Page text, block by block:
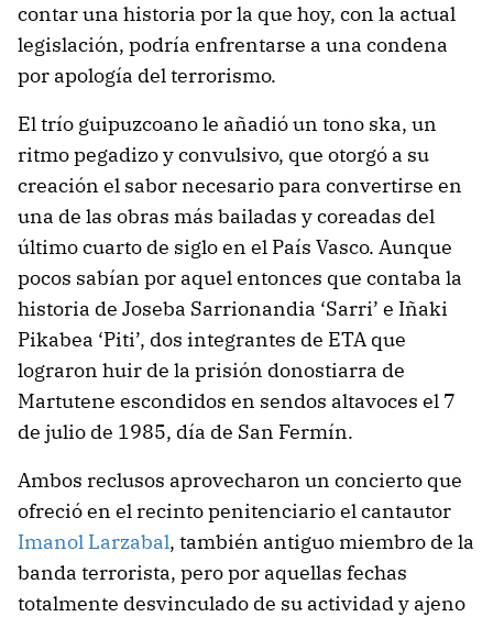
contar una historia por la que hoy, con la actual
legislación, podría enfrentarse a una condena
por apología del terrorismo.
El trío guipuzcoano le añadió un tono ska, un
ritmo pegadizo y convulsivo, que otorgó a su
creación el sabor necesario para convertirse en
una de las obras más bailadas y coreadas del
último cuarto de siglo en el País Vasco. Aunque
pocos sabían por aquel entonces que contaba la
historia de Joseba Sarrionandia ‘Sarri’ e Iñaki
Pikabea ‘Piti’, dos integrantes de ETA que
lograron huir de la prisión donostiarra de
Martutene escondidos en sendos altavoces el 7
de julio de 1985, día de San Fermín.
Ambos reclusos aprovecharon un concierto que
ofreció en el recinto penitenciario el cantautor
Imanol Larzabal, también antiguo miembro de la
banda terrorista, pero por aquellas fechas
totalmente desvinculado de su actividad y ajeno